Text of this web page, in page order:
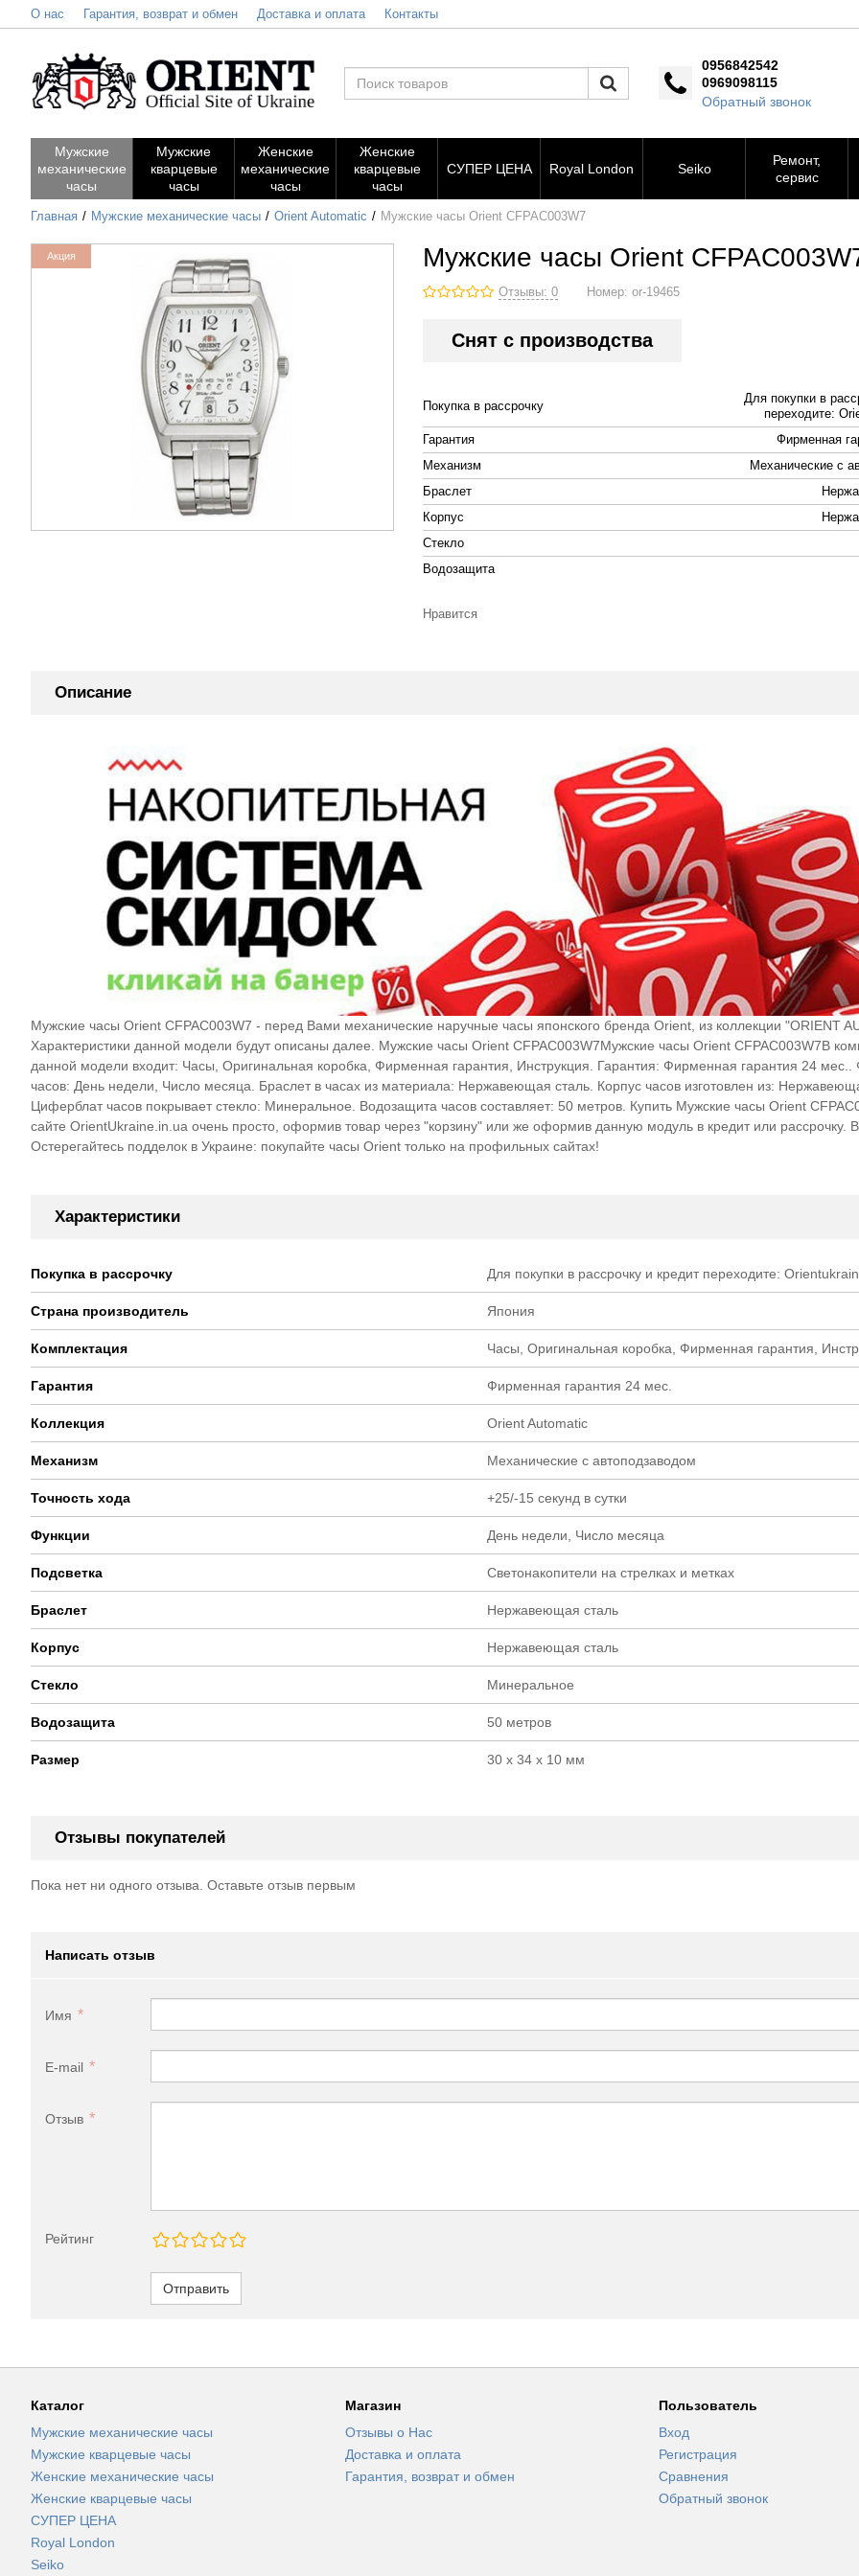
О нас Гарантия, возврат и обмен Доставка и оплата Контакты
0956842542
0969098115
Обратный звонок
Мужские
механические
часы
Мужские
кварцевые
часы
Женские
механические
часы
Женские
кварцевые
часы
СУПЕР ЦЕНА Royal London Seiko
Ремонт,
сервис
Главная Мужские механические часы Orient Automatic Мужские часы Orient CFPAC003W7
Акция Мужские часы Orient
Отзывы: 0 Номер:or-19465
Снят с производства
Покупка в рассрочку
Для покупки в
переходите:
Гарантия
Фирменная
Механизм
Механические с
Браслет
Корпус
Стекло
Водозащита
Нравится
Описание
Мужские часы Orient CFPAC003W7 - перед Вами механические наручные часы японского бренда Orient, из коллекции "ORIENT
Характеристики данной модели будут описаны далее. Мужские часы Orient CFPAC003W7Мужские часы Orient CFPAC003W7В
данной модели входит: Часы, Оригинальная коробка, Фирменная гарантия, Инструкция. Гарантия: Фирменная гарантия 24 мес..
часов: День недели, Число месяца. Браслет в часах из материала: Нержавеющая сталь. Корпус часов изготовлен из:
Циферблат часов покрывает стекло: Минеральное. Водозащита часов составляет: 50 метров. Купить Мужские часы Orient
сайте OrientUkraine.in.ua очень просто, оформив товар через "корзину" или же оформив данную модуль в кредит или рассрочку.
Остерегайтесь подделок в Украине: покупайте часы Orient только на профильных сайтах!
Характеристики
Покупка в рассрочку Для покупки в рассрочку и кредит переходите:
Страна производитель Япония
Комплектация Часы, Оригинальная коробка, Фирменная гарантия,
Гарантия Фирменная гарантия 24 мес.
Коллекция Orient Automatic
Механизм Механические с автоподзаводом
Точность хода +25/-15 секунд в сутки
Функции День недели, Число месяца
Подсветка Светонакопители на стрелках и метках
Браслет Нержавеющая сталь
Корпус Нержавеющая сталь
Стекло Минеральное
Водозащита 50 метров
Размер 30 х 34 х 10 мм
Отзывы покупателей
Пока нет ни одного отзыва. Оставьте отзыв первым
Написать отзыв
Имя
E-mail
Отзыв
Рейтинг
Отправить
Каталог
Мужские механические часы
Мужские кварцевые часы
Женские механические часы
Женские кварцевые часы
СУПЕР ЦЕНА
Royal London
Seiko
Магазин
Отзывы о Нас
Доставка и оплата
Гарантия, возврат и обмен
Пользователь
Вход
Регистрация
Сравнения
Обратный звонок